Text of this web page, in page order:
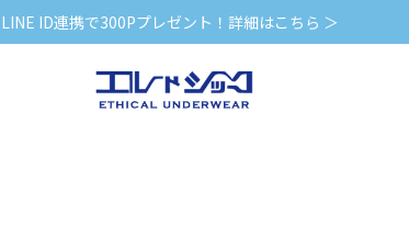
LINE ID連携で300Pプレゼント！詳細はこちら ＞